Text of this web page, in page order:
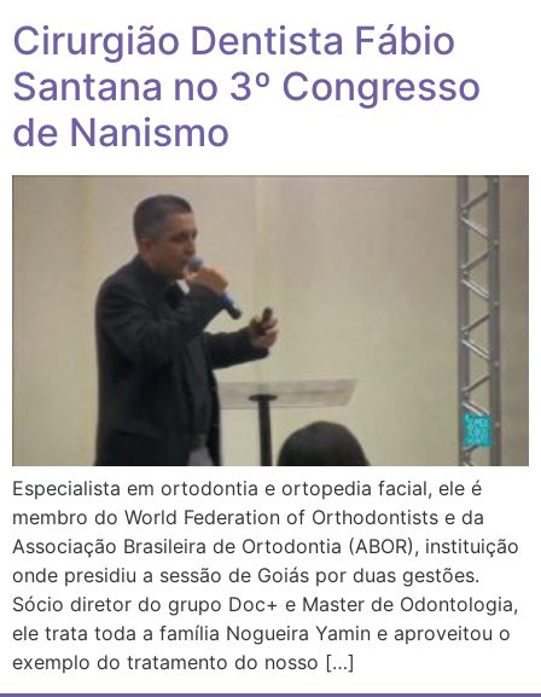
Cirurgião Dentista Fábio
Santana no 3º Congresso
de Nanismo
Especialista em ortodontia e ortopedia facial, ele é
membro do World Federation of Orthodontists e da
Associação Brasileira de Ortodontia (ABOR), instituição
onde presidiu a sessão de Goiás por duas gestões.
Sócio diretor do grupo Doc+ e Master de Odontologia,
ele trata toda a família Nogueira Yamin e aproveitou o
exemplo do tratamento do nosso […]